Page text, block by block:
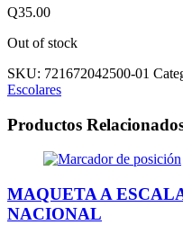
Q35.00
Out of stock
SKU: 721672042500-01
Escolares
Productos
MAQUETA A
NACIONAL